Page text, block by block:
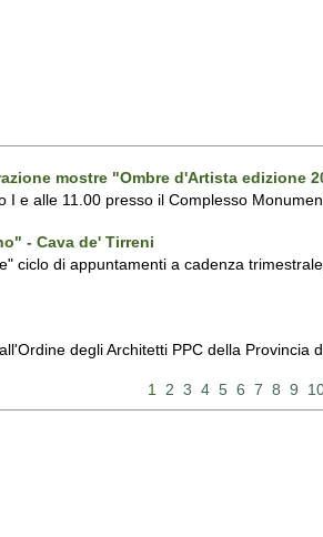
mostre "Ombre d'Artista edizione
e alle 11.00 presso il Complesso
- Cava de' Tirreni
ciclo di appuntamenti a cadenza
degli Architetti PPC della
1 2 3 4 5 6 7 8 9